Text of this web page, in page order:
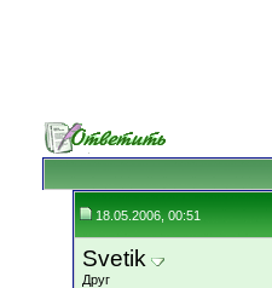
18.05.2006, 00:51
Svetik
Друг